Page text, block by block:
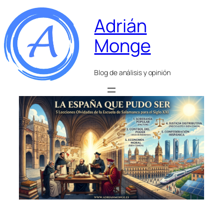
Adrián
Monge
Blog de análisis y opinión